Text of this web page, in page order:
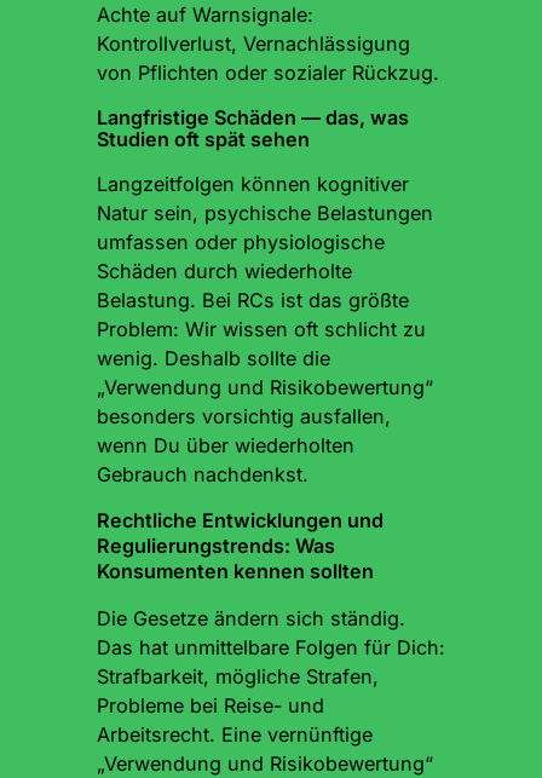
Achte auf Warnsignale:
Kontrollverlust, Vernachlässigung
von Pflichten oder sozialer Rückzug.
Langfristige Schäden — das, was
Studien oft spät sehen
Langzeitfolgen können kognitiver
Natur sein, psychische Belastungen
umfassen oder physiologische
Schäden durch wiederholte
Belastung. Bei RCs ist das größte
Problem: Wir wissen oft schlicht zu
wenig. Deshalb sollte die
„Verwendung und Risikobewertung“
besonders vorsichtig ausfallen,
wenn Du über wiederholten
Gebrauch nachdenkst.
Rechtliche Entwicklungen und
Regulierungstrends: Was
Konsumenten kennen sollten
Die Gesetze ändern sich ständig.
Das hat unmittelbare Folgen für Dich:
Strafbarkeit, mögliche Strafen,
Probleme bei Reise- und
Arbeitsrecht. Eine vernünftige
„Verwendung und Risikobewertung“